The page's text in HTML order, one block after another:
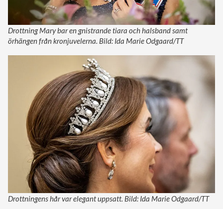
Drottning Mary bar en gnistrande tiara och halsband samt
örhängen från kronjuvelerna. Bild: Ida Marie Odgaard/TT
Drottningens hår var elegant uppsatt. Bild: Ida Marie Odgaard/TT